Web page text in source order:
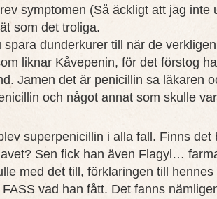
symptomen (Så äckligt att jag inte
som det troliga.
spara dunderkurer till när de
liknar Kåvepenin, för det förstog
Jamen det är penicillin sa läkaren
och något annat som skulle
superpenicillin i alla fall. Finns det
Sen fick han även Flagyl…
med det till, förklaringen till
FASS vad han fått. Det fanns